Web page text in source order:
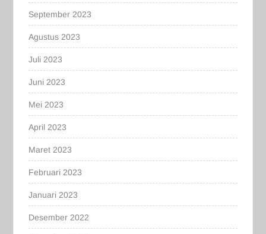
September 2023
Agustus 2023
Juli 2023
Juni 2023
Mei 2023
April 2023
Maret 2023
Februari 2023
Januari 2023
Desember 2022